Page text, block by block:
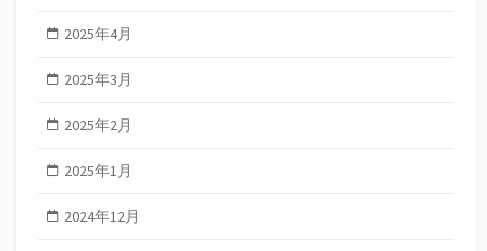
2025年4月
2025年3月
2025年2月
2025年1月
2024年12月